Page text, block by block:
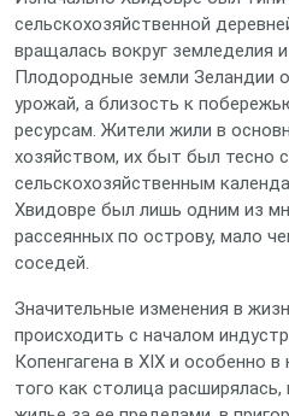
сельскохозяйственной
вращалась вокруг земледелия
Плодородные земли Зеландии
урожай, а близость к
ресурсам. Жители жили в
хозяйством, их быт был тесно
сельскохозяйственным
Хвидовре был лишь одним из
рассеянных по острову, мало
соседей.
Значительные изменения в
происходить с началом
Копенгагена в XIX и особенно
того как столица